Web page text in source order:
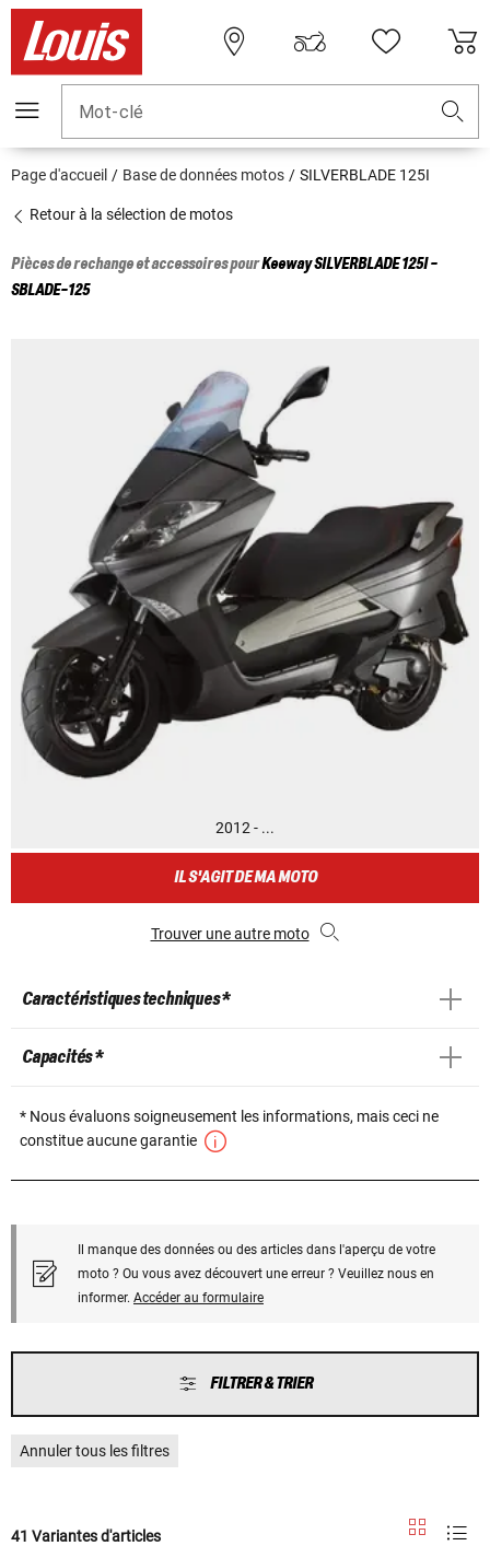
Mot-clé
Page d'accueil Base de données motos SILVERBLADE 125I
Retour à la sélection de motos
Pièces de rechange et accessoires pourKeewaySILVERBLADE 125I -
SBLADE-125
2012 - ...
IL S'AGIT DE MA MOTO
Trouver une autre moto
Caractéristiques techniques *
Capacités *
* Nous évaluons soigneusement les informations, mais ceci ne
constitue aucune garantie
Il manque des données ou des articles dans l'aperçu de votre
moto ? Ou vous avez découvert une erreur ? Veuillez nous en
informer. Accéder au formulaire
FILTRER & TRIER
Annuler tous les filtres
41 Variantes d'articles